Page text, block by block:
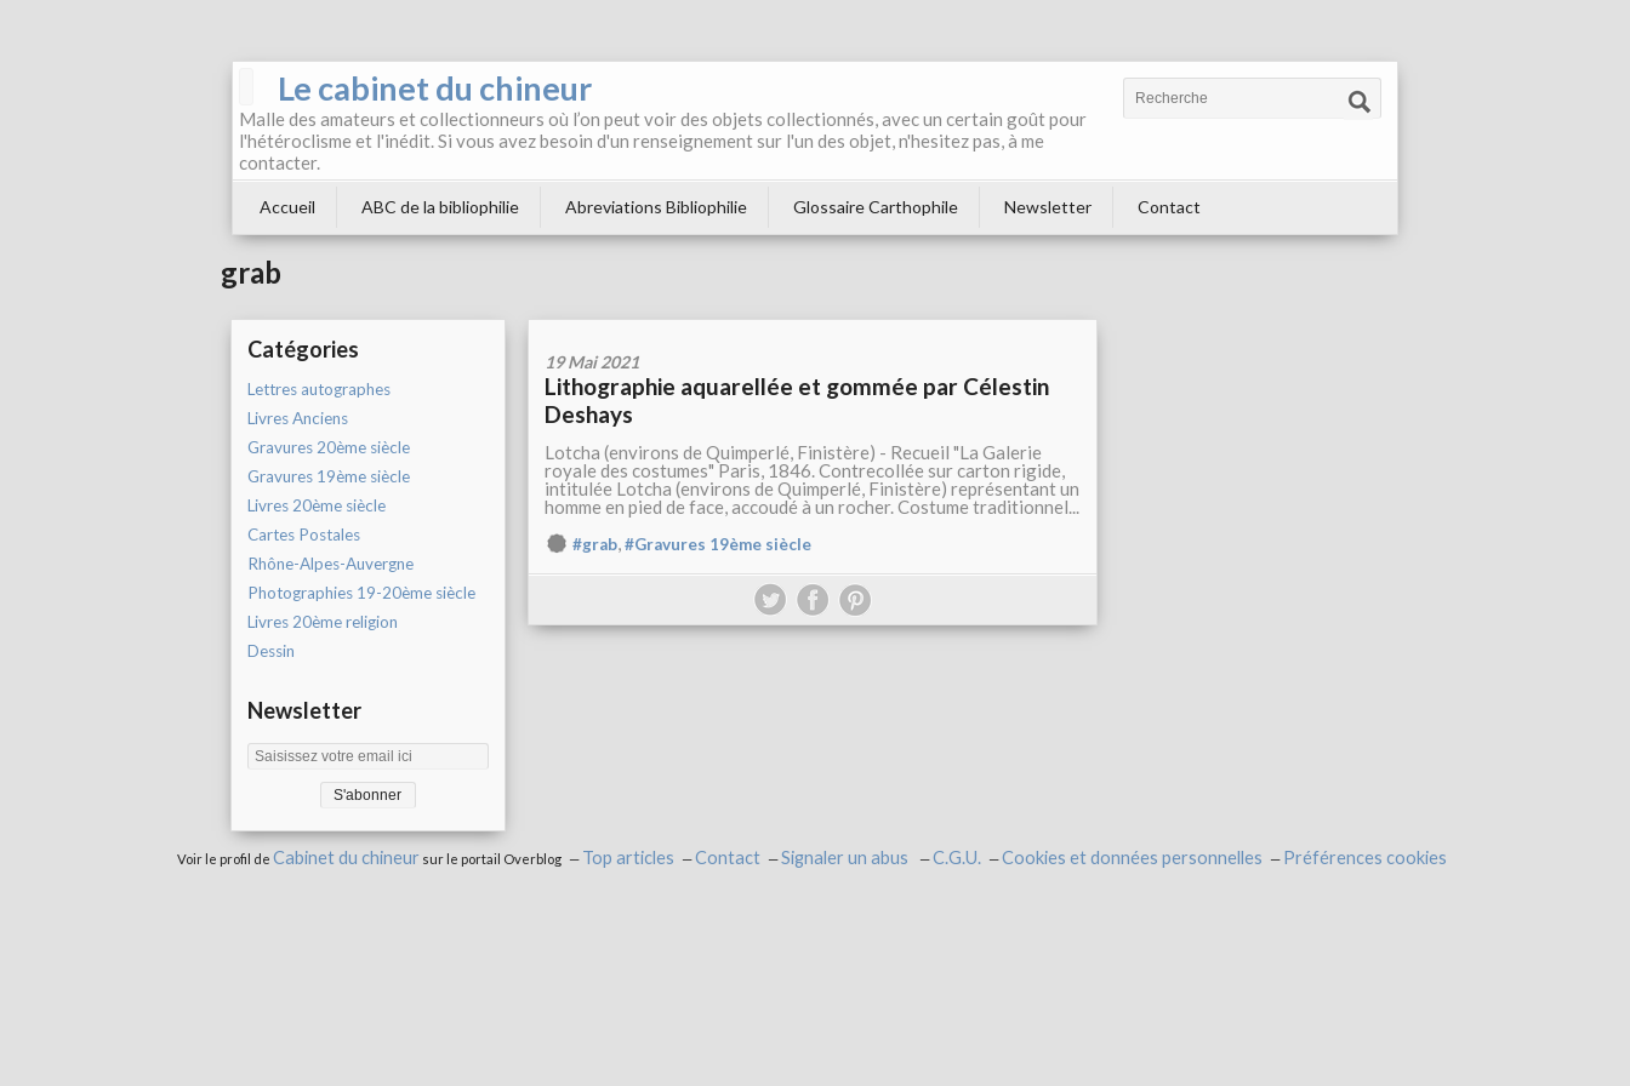
Le cabinet du chineur
Malle des amateurs et collectionneurs où l’on peut voir des objets collectionnés, avec un certain goût pour
l'hétéroclisme et l'inédit. Si vous avez besoin d'un renseignement sur l'un des objet, n'hesitez pas, à me
contacter.
Accueil ABC de la bibliophilie Abreviations Bibliophilie Glossaire Carthophile Newsletter Contact
grab
Catégories
Lettres autographes
Livres Anciens
Gravures 20ème siècle
Gravures 19ème siècle
Livres 20ème siècle
Cartes Postales
Rhône-Alpes-Auvergne
Photographies 19-20ème siècle
Livres 20ème religion
Dessin
Newsletter
19 Mai 2021
Lithographie aquarellée et gommée par Célestin
Deshays
Lotcha (environs de Quimperlé, Finistère) - Recueil "La Galerie
royale des costumes" Paris, 1846. Contrecollée sur carton rigide,
intitulée Lotcha (environs de Quimperlé, Finistère) représentant un
homme en pied de face, accoudé à un rocher. Costume traditionnel...
#grab,#Gravures 19ème siècle
Voir le profil de Cabinet du chineur sur le portail Overblog Top articles Contact Signaler un abus C.G.U. Cookies et données personnelles Préférences cookies